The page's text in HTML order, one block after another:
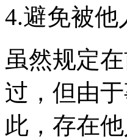
4.避免被他
虽然规定
过，但由
此，存在